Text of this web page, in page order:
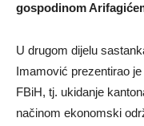
gospodinom
U drugom dijelu
Imamović prezentirao
FBiH, tj. ukidanje
načinom ekonomski